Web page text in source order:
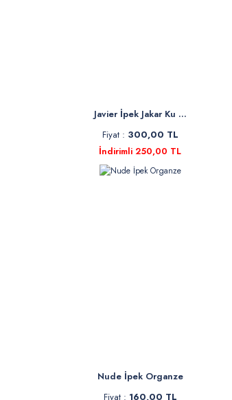
Javier İpek Jakar Ku ...
Fiyat : 300,00 TL
İndirimli 250,00 TL
Nude İpek Organze
Fiyat : 160,00 TL